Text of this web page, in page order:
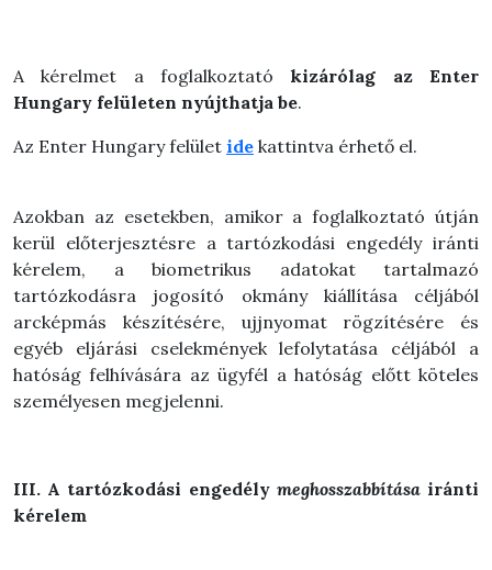
A kérelmet a foglalkoztatókizárólag az Enter
Hungary felületen nyújthatja be.
Az Enter Hungary felület ide kattintva érhető el.
Azokban az esetekben, amikor a foglalkoztató útján
kerül előterjesztésre a tartózkodási engedély iránti
kérelem, a biometrikus adatokat tartalmazó
tartózkodásra jogosító okmány kiállítása céljából
arcképmás készítésére, ujjnyomat rögzítésére és
egyéb eljárási cselekmények lefolytatása céljából a
hatóság felhívására az ügyfél a hatóság előtt köteles
személyesen megjelenni.
III. A tartózkodási engedély meghosszabbításairánti
kérelem